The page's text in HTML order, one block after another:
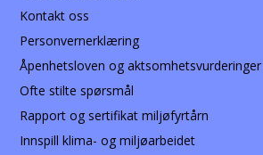
Kontakt oss
Personvernerklæring
Åpenhetsloven og aktsomhetsvurderinger
Ofte stilte spørsmål
Rapport og sertifikat miljøfyrtårn
Innspill klima- og miljøarbeidet